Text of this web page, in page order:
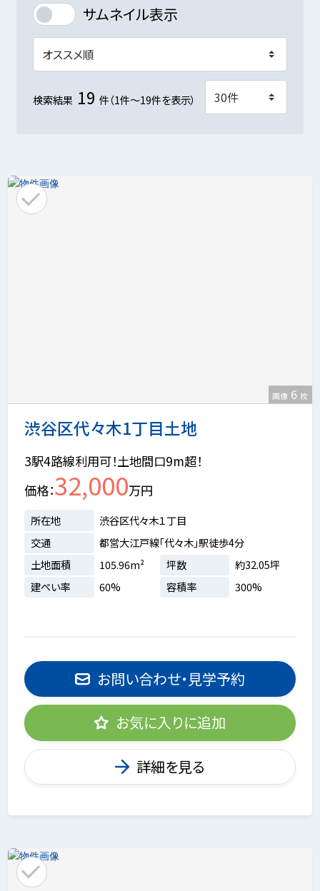
サムネイル表示
検索結果 19 件（1件～19件を表示）
渋谷区代々木1丁目土地
画像 6 枚
3駅4路線利用可！土地間口9m超！
価格 32,000万円
所在地
渋谷区代々木１丁目
交通
都営大江戸線「代々木」駅徒歩4分
土地面積
105.96m² 坪数
約32.05坪
建ぺい率
60% 容積率 300%
お問い合わせ・見学予約
お気に入りに追加
詳細を見る